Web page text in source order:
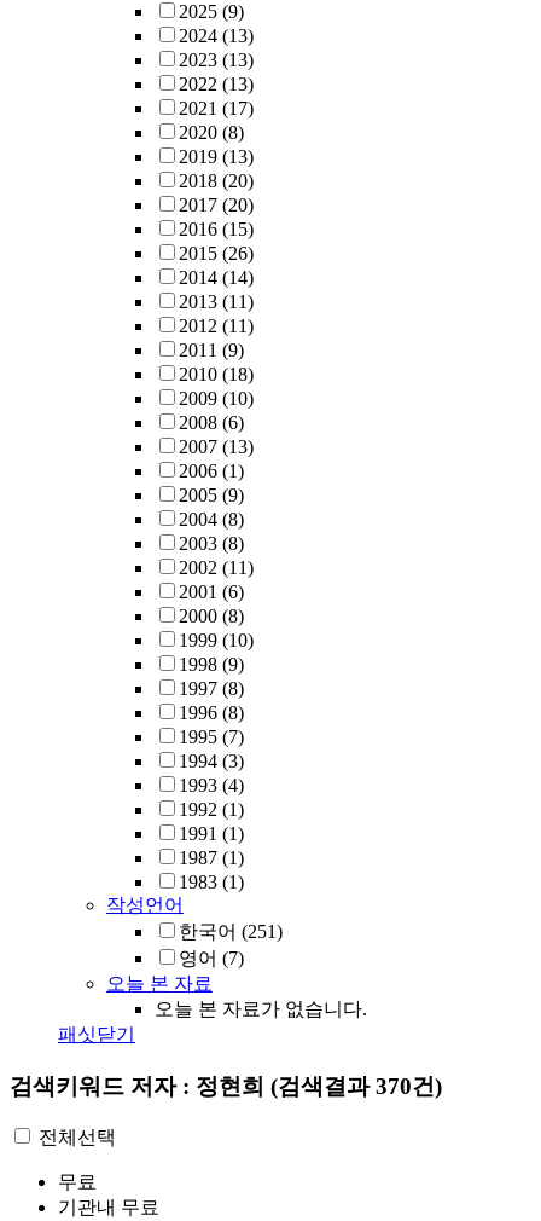
2025 (9)
2024 (13)
2023 (13)
2022 (13)
2021 (17)
2020 (8)
2019 (13)
2018 (20)
2017 (20)
2016 (15)
2015 (26)
2014 (14)
2013 (11)
2012 (11)
2011 (9)
2010 (18)
2009 (10)
2008 (6)
2007 (13)
2006 (1)
2005 (9)
2004 (8)
2003 (8)
2002 (11)
2001 (6)
2000 (8)
1999 (10)
1998 (9)
1997 (8)
1996 (8)
1995 (7)
1994 (3)
1993 (4)
1992 (1)
1991 (1)
1987 (1)
1983 (1)
작성언어
한국어 (251)
영어 (7)
오늘 본 자료
오늘 본 자료가 없습니다.
패싯닫기
검색키워드 저자 : 정현희 (검색결과 370건)
전체선택
무료
기관내 무료